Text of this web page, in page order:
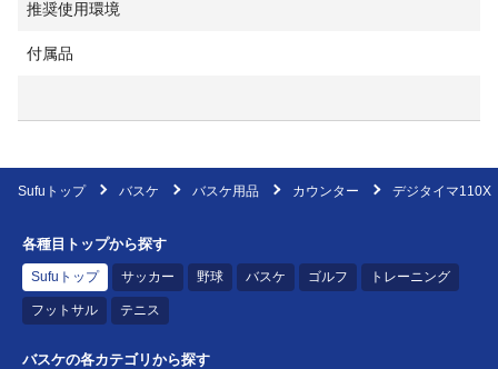
推奨使用環境
付属品
Sufuトップ バスケ バスケ用品 カウンター デジタイマ110X
各種目トップから探す
Sufuトップ サッカー 野球 バスケ ゴルフ トレーニング
フットサル テニス
バスケの各カテゴリから探す